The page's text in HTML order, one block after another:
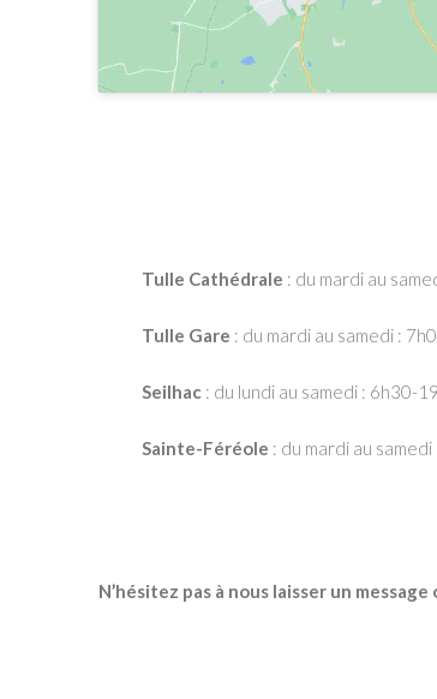
Tulle Cathédrale : du mardi au
Tulle Gare : du mardi au samedi :
Seilhac : du lundi au samedi : 6h30-
Sainte-Féréole : du mardi au
N’hésitez pas à nous laisser un